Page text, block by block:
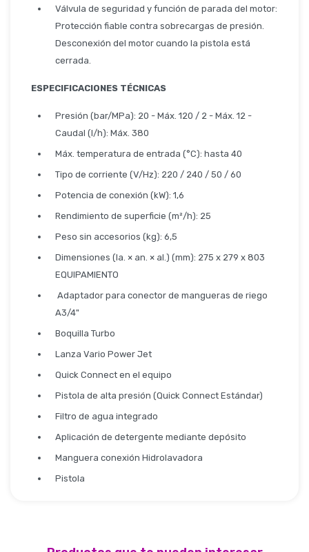
Válvula de seguridad y función de parada del motor:
Protección fiable contra sobrecargas de presión.
Desconexión del motor cuando la pistola está
cerrada.
ESPECIFICACIONES TÉCNICAS
Presión (bar/MPa): 20 - Máx. 120 / 2 - Máx. 12 -
Caudal (l/h): Máx. 380
Máx. temperatura de entrada (°C): hasta 40
Tipo de corriente (V/Hz): 220 / 240 / 50 / 60
Potencia de conexión (kW): 1,6
Rendimiento de superficie (m²/h): 25
Peso sin accesorios (kg): 6,5
Dimensiones (la. × an. × al.) (mm): 275 x 279 x 803
EQUIPAMIENTO
Adaptador para conector de mangueras de riego
A3/4"
Boquilla Turbo
Lanza Vario Power Jet
Quick Connect en el equipo
Pistola de alta presión (Quick Connect Estándar)
Filtro de agua integrado
Aplicación de detergente mediante depósito
Manguera conexión Hidrolavadora
Pistola